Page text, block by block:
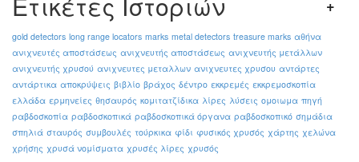
gold detectors long range locators marks metal detectors treasure marks αθήνα
ανιχνευτές αποστάσεως ανιχνευτής αποστάσεως ανιχνευτής μετάλλων
ανιχνευτής χρυσού ανιχνευτες μεταλλων ανιχνευτες χρυσου αντάρτες
αντάρτικα αποκρύψεις βιβλίο βράχος δέντρο εκκρεμές εκκρεμοσκοπία
ελλάδα ερμηνείες θησαυρός κομιτατζίδικα λίρες λύσεις ομοιωμα πηγή
ραβδοσκοπία ραβδοσκοπικά ραβδοσκοπικά όργανα ραβδοσκοπικό σημάδια
σπηλιά σταυρός συμβουλές τούρκικα φίδι φυσικός χρυσός χάρτης χελώνα
χρήσης χρυσά νομίσματα χρυσές λίρες χρυσός